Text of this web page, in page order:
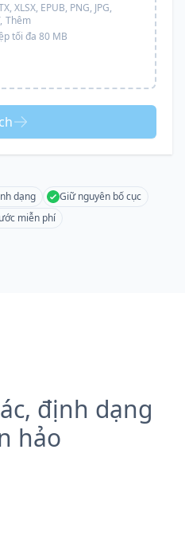
XLSX, EPUB, PNG, JPG,
Thêm
tối đa 80 MB
dạng
Giữ nguyên bố cục
miễn phí
định dạng
hảo